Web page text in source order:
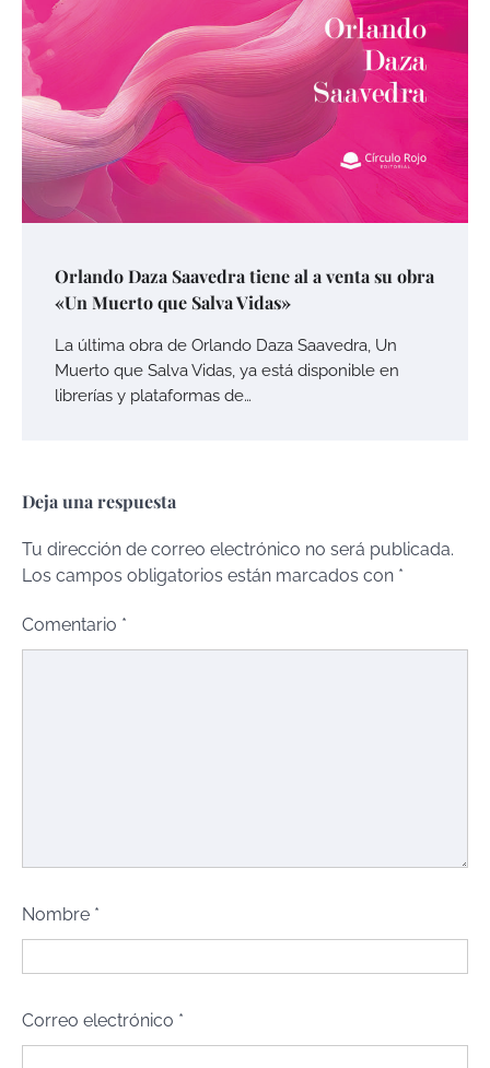
Orlando Daza Saavedra tiene al a venta su obra
«Un Muerto que Salva Vidas»
La última obra de Orlando Daza Saavedra, Un
Muerto que Salva Vidas, ya está disponible en
librerías y plataformas de…
Deja una respuesta
Tu dirección de correo electrónico no será publicada.
Los campos obligatorios están marcados con *
Comentario *
Nombre *
Correo electrónico *